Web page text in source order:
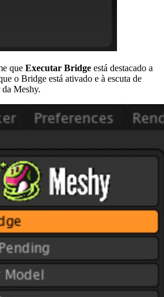
que Executar Bridge está destacado a
o Bridge está ativado e à escuta de
Meshy.